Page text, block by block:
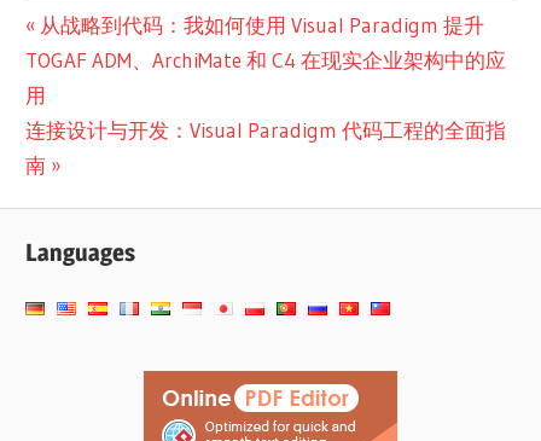
文
章
导
航
Previous
Post:
从战略到代码：我如何使用 Visual Paradigm 提升
TOGAF ADM、ArchiMate 和 C4 在现实企业架构中的应
用
Next
Post:
连接设计与开发：Visual Paradigm 代码工程的全面指
南
Languages